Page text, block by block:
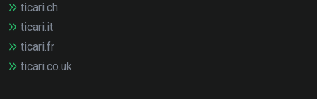
ticari.ch
ticari.it
ticari.fr
ticari.co.uk